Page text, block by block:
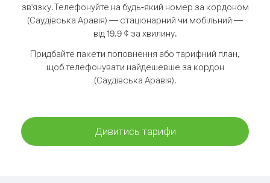
зв'язку.Телефонуйте на будь-який номер за кордоном
(Саудівська Аравія) — стаціонарний чи мобільний —
від 19.9 ¢ за хвилину.
Придбайте пакети поповнення або тарифний план,
щоб телефонувати найдешевше за кордон
(Саудівська Аравія).
Дивитись тарифи